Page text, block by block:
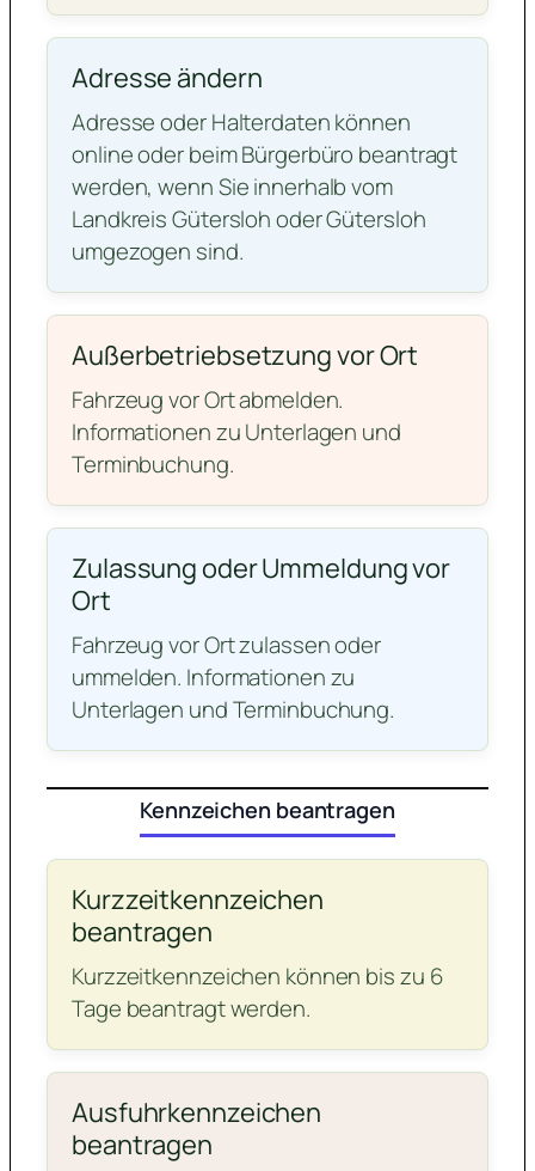
Adresse ändern
Adresse oder Halterdaten können
online oder beim Bürgerbüro beantragt
werden, wenn Sie innerhalb vom
Landkreis Gütersloh oder Gütersloh
umgezogen sind.
Außerbetriebsetzung vor Ort
Fahrzeug vor Ort abmelden.
Informationen zu Unterlagen und
Terminbuchung.
Zulassung oder Ummeldung vor
Ort
Fahrzeug vor Ort zulassen oder
ummelden. Informationen zu
Unterlagen und Terminbuchung.
Kennzeichen beantragen
Kurzzeitkennzeichen
beantragen
Kurzzeitkennzeichen können bis zu 6
Tage beantragt werden.
Ausfuhrkennzeichen
beantragen